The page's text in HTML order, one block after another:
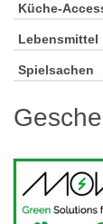
Küche-
Lebensmittel
Spielsachen